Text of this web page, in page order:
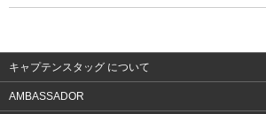
ウェア
キャプテンスタッグ について
AMBASSADOR